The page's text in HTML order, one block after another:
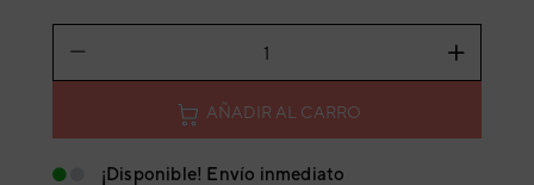
AÑADIR AL CARRO
¡Disponible! Envío inmediato